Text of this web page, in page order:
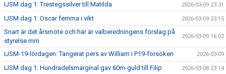
IJSM dag 1: Trestegssilver till Matilda 2026-03-09 23:31
IJSM dag 1: Oscar femma i vikt 2026-03-09 23:15
Snart är det årsmöte och här är valberedningens förslag på
styrelse mm
2026-03-09 16:02
IJSM-19-lördagen: Tangerat pers av William i P19-försöken 2026-03-09
IJSM dag 1: Hundradelsmarginal gav 60m-guld till Filip 2026-03-08 23:14